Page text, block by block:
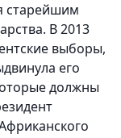
старейшим
В 2013
выборы,
его
должны